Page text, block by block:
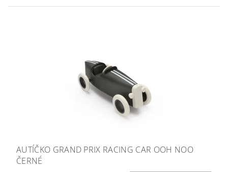
AUTÍČKO GRAND PRIX RACING CAR OOH NOO
ČERNÉ